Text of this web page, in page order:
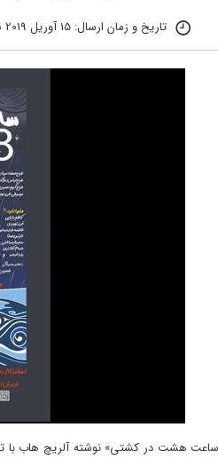
تاریخ و زمان ارسال: 15 آوریل 2019 ساعت 11:59
هشت در کشتی» نوشته آلریچ هاب با